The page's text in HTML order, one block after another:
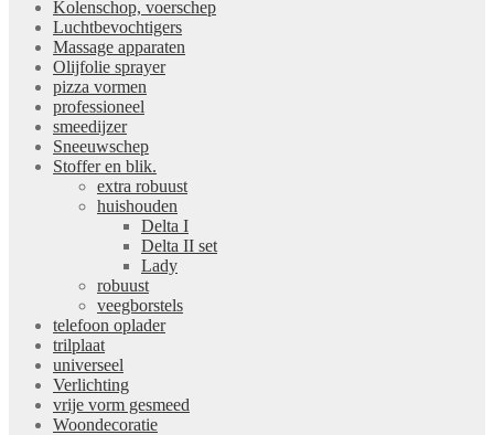
Kolenschop, voerschep
Luchtbevochtigers
Massage apparaten
Olijfolie sprayer
pizza vormen
professioneel
smeedijzer
Sneeuwschep
Stoffer en blik.
extra robuust
huishouden
Delta I
Delta II set
Lady
robuust
veegborstels
telefoon oplader
trilplaat
universeel
Verlichting
vrije vorm gesmeed
Woondecoratie